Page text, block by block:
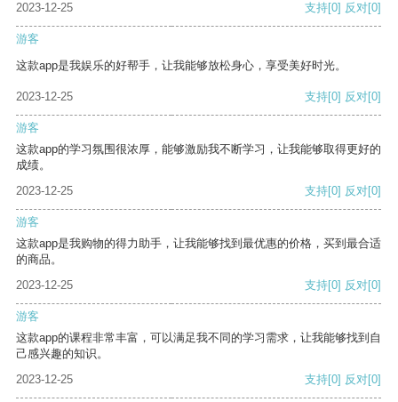
2023-12-25 支持[0] 反对[0]
游客
这款app是我娱乐的好帮手，让我能够放松身心，享受美好时光。
2023-12-25 支持[0] 反对[0]
游客
这款app的学习氛围很浓厚，能够激励我不断学习，让我能够取得更好的
成绩。
2023-12-25
支持[0] 反对[0]
游客
这款app是我购物的得力助手，让我能够找到最优惠的价格，买到最合适
的商品。
2023-12-25
支持[0] 反对[0]
游客
这款app的课程非常丰富，可以满足我不同的学习需求，让我能够找到自
己感兴趣的知识。
2023-12-25
支持[0] 反对[0]